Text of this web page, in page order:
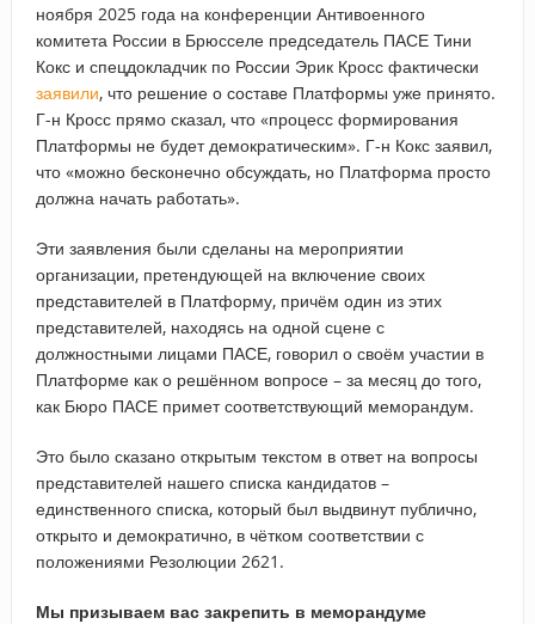
ноября 2025 года на конференции Антивоенного
комитета России в Брюсселе председатель ПАСЕ Тини
Кокс и спецдокладчик по России Эрик Кросс фактически
заявили, что решение о составе Платформы уже принято.
Г-н Кросс прямо сказал, что «процесс формирования
Платформы не будет демократическим». Г-н Кокс заявил,
что «можно бесконечно обсуждать, но Платформа просто
должна начать работать».
Эти заявления были сделаны на мероприятии
организации, претендующей на включение своих
представителей в Платформу, причём один из этих
представителей, находясь на одной сцене с
должностными лицами ПАСЕ, говорил о своём участии в
Платформе как о решённом вопросе – за месяц до того,
как Бюро ПАСЕ примет соответствующий меморандум.
Это было сказано открытым текстом в ответ на вопросы
представителей нашего списка кандидатов –
единственного списка, который был выдвинут публично,
открыто и демократично, в чётком соответствии с
положениями Резолюции 2621.
Мы призываем вас закрепить в меморандуме